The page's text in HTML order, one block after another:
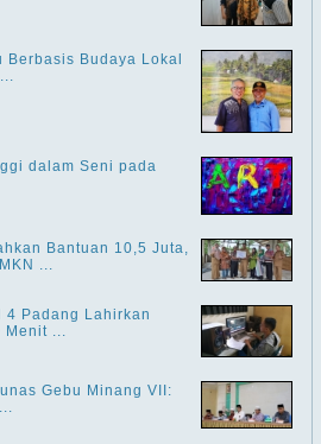
Budaya Lokal
dalam Seni pada
Bantuan 10,5 Juta,
...
4 Padang Lahirkan
Menit ...
Gebu Minang VII: